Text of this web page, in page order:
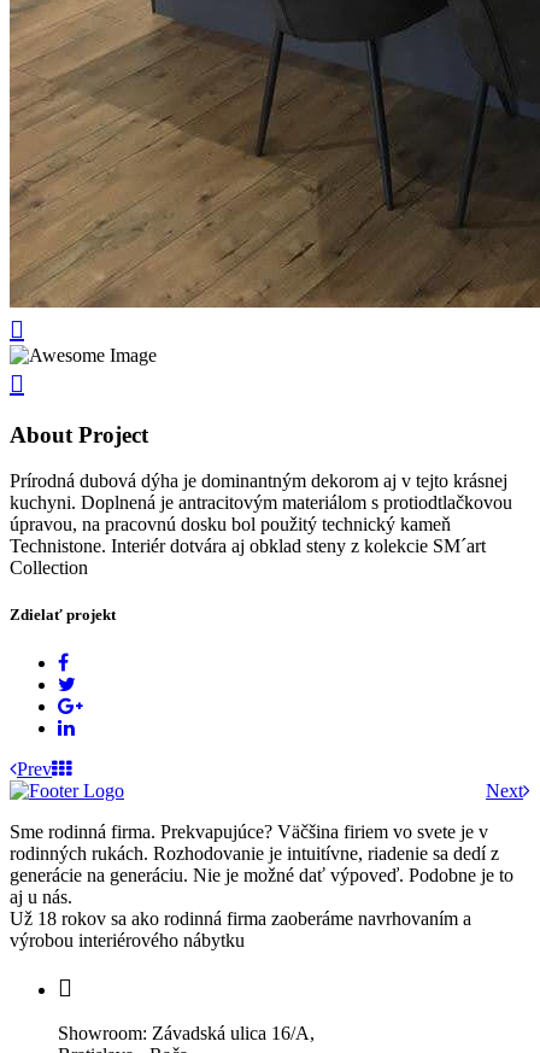
About Project
Prírodná dubová dýha je dominantným dekorom aj v tejto krásnej
kuchyni. Doplnená je antracitovým materiálom s protiodtlačkovou
úpravou, na pracovnú dosku bol použitý technický kameň
Technistone. Interiér dotvára aj obklad steny z kolekcie SM´art
Collection
Zdielať projekt
Prev
Next
Sme rodinná firma. Prekvapujúce? Väčšina firiem vo svete je v
rodinných rukách. Rozhodovanie je intuitívne, riadenie sa dedí z
generácie na generáciu. Nie je možné dať výpoveď. Podobne je to
aj u nás.
Už 18 rokov sa ako rodinná firma zaoberáme navrhovaním a
výrobou interiérového nábytku
Showroom: Závadská ulica 16/A,